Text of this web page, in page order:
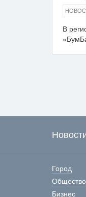
В
Город
Общество
Бизнес